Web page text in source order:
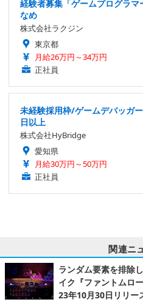
経験者募集「ゲームプログラ
なめ
株式会社ラクジン
東京都
月給26万円～34万円
正社員
未経験採用枠/ゲームデバッガ
日以上
株式会社HyBridge
愛知県
月給30万円～50万円
正社員
関連ニ
ランダム要素を排除
イク『ファントムロ
23年10月30日リリー